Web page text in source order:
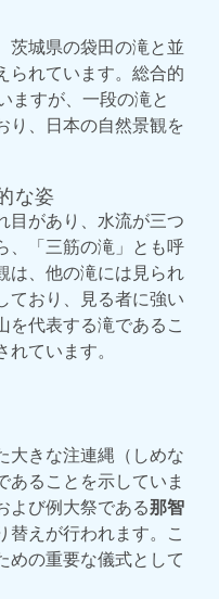
茨城県の袋田の滝と並
られています。総合的
ますが、一段の滝と
り、日本の自然景観を
な姿
目があり、水流が三つ
、「三筋の滝」とも呼
は、他の滝には見られ
ており、見る者に強い
を代表する滝であるこ
ています。
大きな注連縄（しめな
あることを示していま
よび例大祭である那智
替えが行われます。こ
めの重要な儀式として